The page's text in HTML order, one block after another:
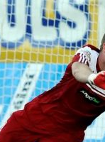
Curling
Dostihy
Florbal
Futsal